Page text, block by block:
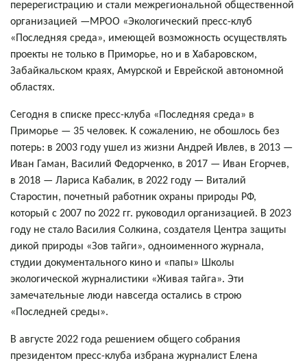
перерегистрацию и стали межрегиональной общественной
организацией —МРОО «Экологический пресс-клуб
«Последняя среда», имеющей возможность осуществлять
проекты не только в Приморье, но и в Хабаровском,
Забайкальском краях, Амурской и Еврейской автономной
областях.
Сегодня в списке пресс-клуба «Последняя среда» в
Приморье — 35 человек. К сожалению, не обошлось без
потерь: в 2003 году ушел из жизни Андрей Ивлев, в 2013 —
Иван Гаман, Василий Федорченко, в 2017 — Иван Егорчев,
в 2018 — Лариса Кабалик, в 2022 году — Виталий
Старостин, почетный работник охраны природы РФ,
который с 2007 по 2022 гг. руководил организацией. В 2023
году не стало Василия Солкина, создателя Центра защиты
дикой природы «Зов тайги», одноименного журнала,
студии документального кино и «папы» Школы
экологической журналистики «Живая тайга». Эти
замечательные люди навсегда остались в строю
«Последней среды».
В августе 2022 года решением общего собрания
президентом пресс-клуба избрана журналист Елена